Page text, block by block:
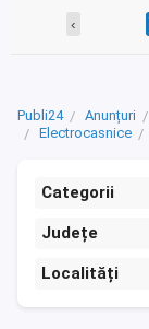
‹
Publi24 Anunțuri
Electrocasnice
Categorii
Județe
Localități